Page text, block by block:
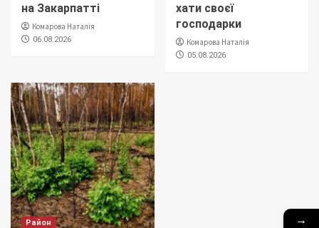
на Закарпатті
Комарова Наталія
06.08.2026
хати своєї
господарки
Комарова Наталія
05.08.2026
Район →